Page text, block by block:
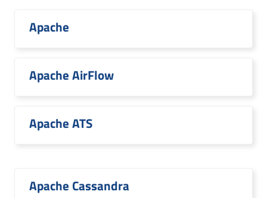
Apache
Apache AirFlow
Apache ATS
Apache Cassandra